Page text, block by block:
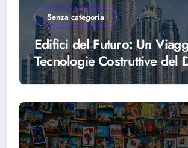
Senza categoria
Edifici del Futuro: Un
Tecnologie Costruttive del